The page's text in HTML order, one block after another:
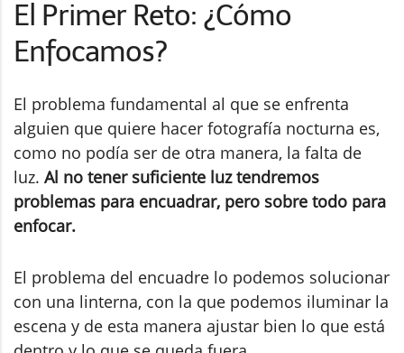
El Primer Reto: ¿Cómo
Enfocamos?
El problema fundamental al que se enfrenta
alguien que quiere hacer fotografía nocturna es,
como no podía ser de otra manera, la falta de
luz. Al no tener suficiente luz tendremos
problemas para encuadrar, pero sobre todo para
enfocar.
El problema del encuadre lo podemos solucionar
con una linterna, con la que podemos iluminar la
escena y de esta manera ajustar bien lo que está